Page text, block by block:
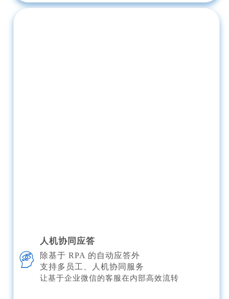
人机协同应答
除基于 RPA 的自动应答外
支持多员工、人机协同服务
让基于企业微信的客服在内部高效流转